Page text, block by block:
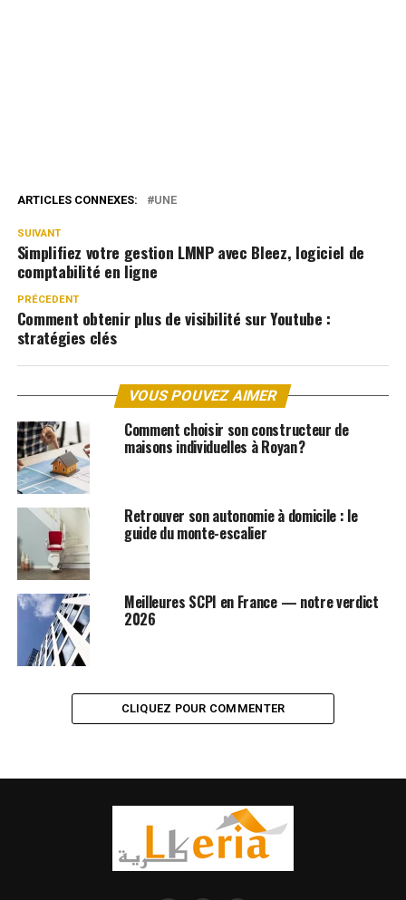
ARTICLES CONNEXES: UNE
SUIVANT
Simplifiez votre gestion LMNP avec Bleez, logiciel de
comptabilité en ligne
PRÉCEDENT
Comment obtenir plus de visibilité sur Youtube :
stratégies clés
VOUS POUVEZ AIMER
Comment choisir son constructeur de
maisons individuelles à Royan ?
Retrouver son autonomie à domicile : le
guide du monte-escalier
Meilleures SCPI en France — notre verdict
2026
CLIQUEZ POUR COMMENTER